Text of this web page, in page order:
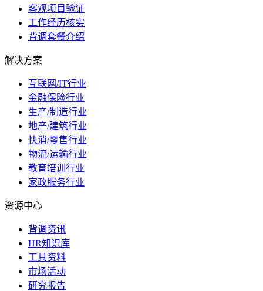
客观项目验证
工作经历核实
背调套餐介绍
解决方案
互联网/IT行业
金融保险行业
生产/制造行业
地产/建筑行业
快消/零售行业
物流/运输行业
教育培训行业
家政服务行业
资源中心
背调资讯
HR知识库
工具资料
市场活动
研究报告